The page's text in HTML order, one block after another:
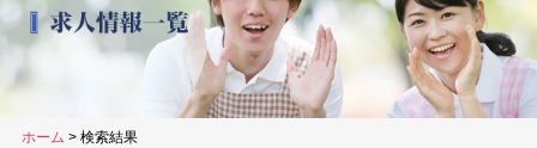
ホーム > 検索結果